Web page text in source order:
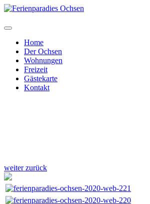
Home
Der Ochsen
Wohnungen
Freizeit
Gästekarte
Kontakt
weiter zurück